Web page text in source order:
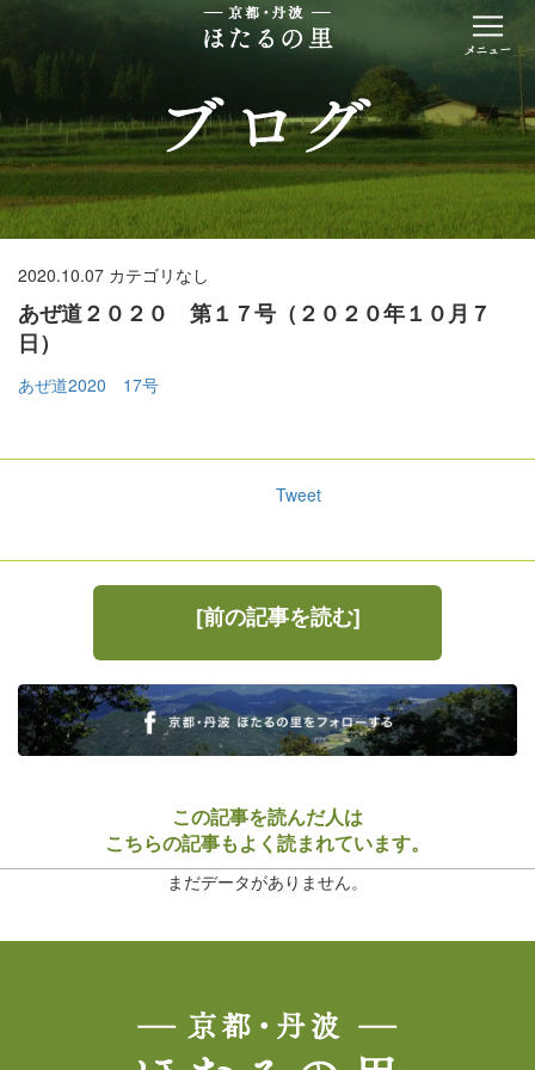
2020.10.07 カテゴリなし
あぜ道２０２０ 第１７号（２０２０年１０月７
日）
あぜ道2020 17号
Tweet
[前の記事を読む]
この記事を読んだ人は
こちらの記事もよく読まれています。
まだデータがありません。